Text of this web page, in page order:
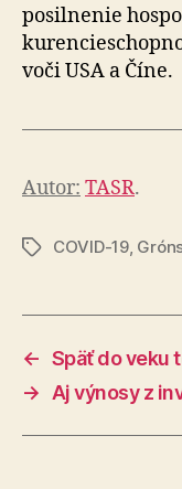
posilnenie
voči USA a Číne.
Autor: TASR.
ZnačkyCOVID-19,
← Späť do veku
→
Aj výnosy z